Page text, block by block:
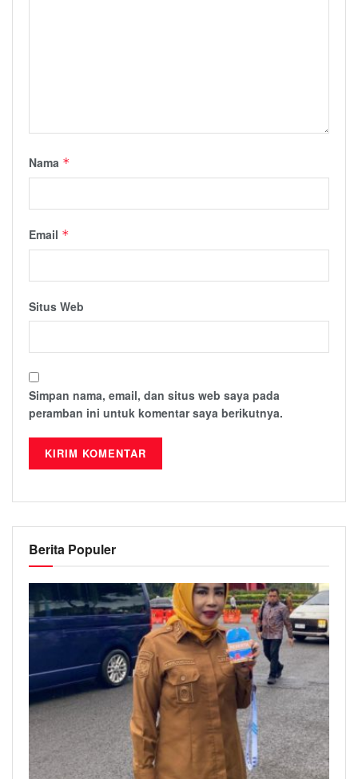
Nama *
Email *
Situs Web
Simpan nama, email, dan situs web saya pada
peramban ini untuk komentar saya berikutnya.
Berita Populer